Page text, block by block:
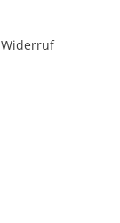
Widerruf